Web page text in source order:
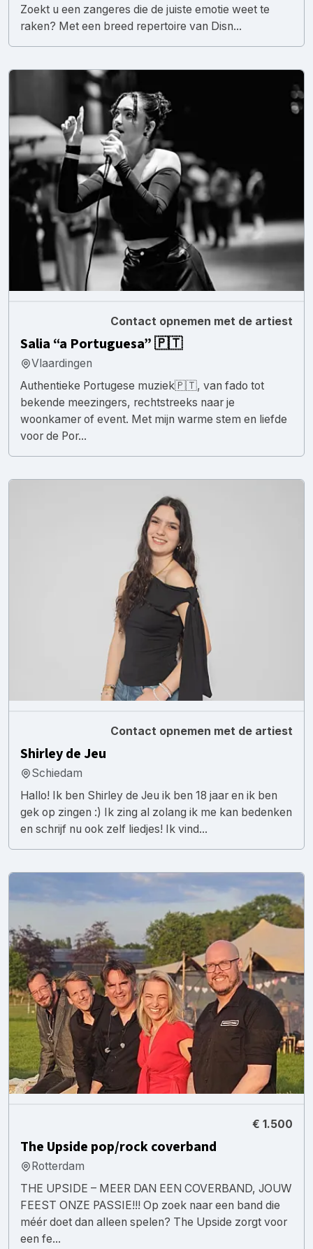
Zoekt u een zangeres die de juiste emotie weet te
raken? Met een breed repertoire van Disn...
Contact opnemen met de artiest
Salia “a Portuguesa” 🇵🇹
Vlaardingen
Authentieke Portugese muziek🇵🇹, van fado tot
bekende meezingers, rechtstreeks naar je
woonkamer of event. Met mijn warme stem en liefde
voor de Por...
Contact opnemen met de artiest
Shirley de Jeu
Schiedam
Hallo! Ik ben Shirley de Jeu ik ben 18 jaar en ik ben
gek op zingen :) Ik zing al zolang ik me kan bedenken
en schrijf nu ook zelf liedjes! Ik vind...
€ 1.500
The Upside pop/rock coverband
Rotterdam
THE UPSIDE – MEER DAN EEN COVERBAND, JOUW
FEEST ONZE PASSIE!!! Op zoek naar een band die
méér doet dan alleen spelen? The Upside zorgt voor
een fe...